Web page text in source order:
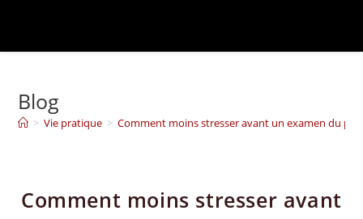
Blog
> Vie pratique > Comment moins stresser avant un examen du
Comment moins stresser avant